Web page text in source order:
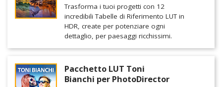
Trasforma i tuoi progetti con 12
incredibili Tabelle di Riferimento LUT in
HDR, create per potenziare ogni
dettaglio, per paesaggi ricchissimi.
Pacchetto LUT Toni
Bianchi per PhotoDirector